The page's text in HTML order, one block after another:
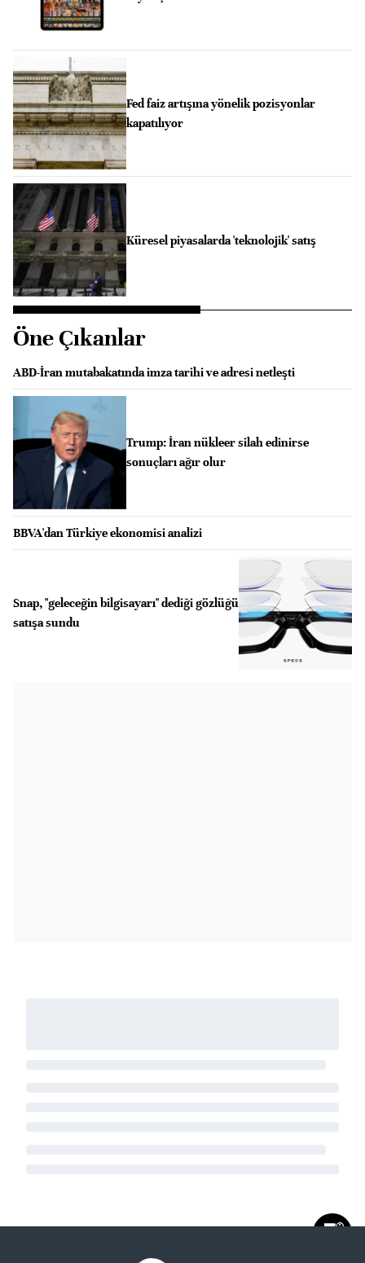
Fed faiz artışına yönelik pozisyonlar
kapatılıyor
Küresel piyasalarda 'teknolojik' satış
Öne Çıkanlar
ABD-İran mutabakatında imza tarihi ve adresi netleşti
Trump: İran nükleer silah edinirse
sonuçları ağır olur
BBVA'dan Türkiye ekonomisi analizi
Snap, "geleceğin bilgisayarı" dediği gözlüğü
satışa sundu